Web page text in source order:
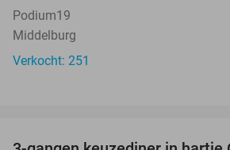
Podium19
Middelburg
Verkocht: 251